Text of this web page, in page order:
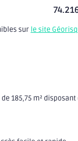
sur le site
185,75 m² disposant